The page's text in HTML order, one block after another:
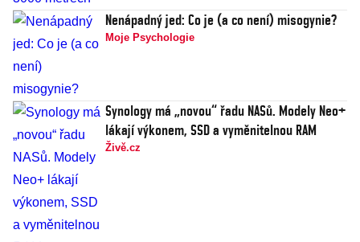
Nenápadný jed: Co je (a co není) misogynie?
Moje Psychologie
Synology má „novou“ řadu NASů. Modely Neo+
lákají výkonem, SSD a vyměnitelnou RAM
Živě.cz